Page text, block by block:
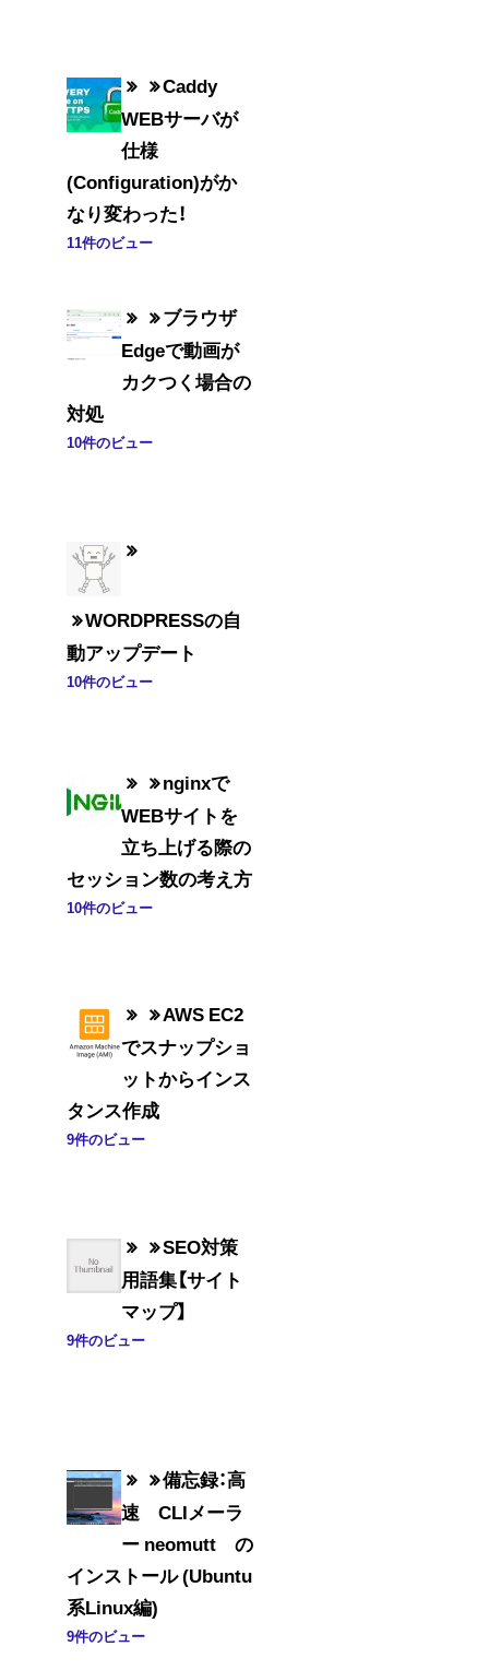
Caddy
WEBサーバが
仕様
(Configuration)がか
なり変わった！
11件のビュー
ブラウザ
Edgeで動画が
カクつく場合の
対処
10件のビュー
WORDPRESSの自
動アップデート
10件のビュー
nginxで
WEBサイトを
立ち上げる際の
セッション数の考え方
10件のビュー
AWS EC2
でスナップショ
ットからインス
タンス作成
9件のビュー
SEO対策
用語集【サイト
マップ】
9件のビュー
備忘録：高
速 CLIメーラ
ー neomutt の
インストール (Ubuntu
系Linux編)
9件のビュー